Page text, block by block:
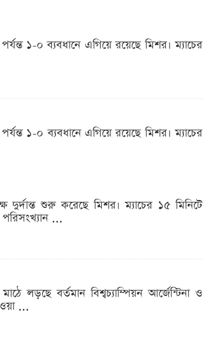
১-০ ব্যবধানে এগিয়ে রয়েছে মিশর। ম্যাচের
১-০ ব্যবধানে এগিয়ে রয়েছে মিশর। ম্যাচের
দুর্দান্ত শুরু করেছে মিশর। ম্যাচের ১৫ মিনিটে
...
লড়ছে বর্তমান বিশ্বচ্যাম্পিয়ন আর্জেন্টিনা ও
...